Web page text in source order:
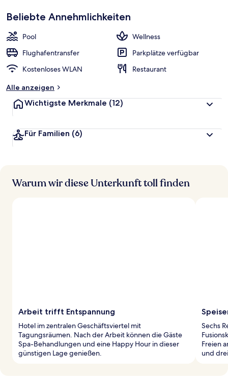
Beliebte Annehmlichkeiten
Pool
Wellness
Flughafentransfer
Parkplätze verfügbar
Kostenloses WLAN
Restaurant
Alle anzeigen
Wichtigste Merkmale (12)
Für Familien (6)
Warum wir diese Unterkunft toll finden
Arbeit trifft Entspannung
Hotel im zentralen Geschäftsviertel mit
Tagungsräumen. Nach der Arbeit können die Gäste
Spa-Behandlungen und eine Happy Hour in dieser
günstigen Lage genießen.
Sechs
Freien
und